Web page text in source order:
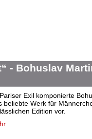
- Bohuslav
Exil komponierte
beliebte Werk für
Edition vor.